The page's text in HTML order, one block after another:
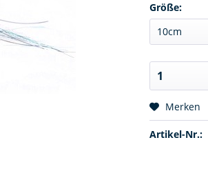
Größe:
Merken
Artikel-Nr.: